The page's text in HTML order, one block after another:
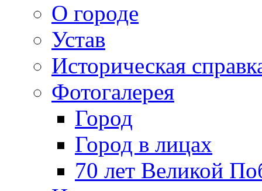
О городе
Устав
Историческая
Фотогалерея
Город
Город в лицах
70 лет Великой